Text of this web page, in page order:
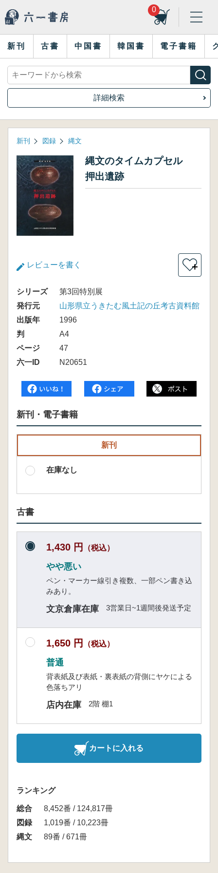
0
新刊 古書 中国書 韓国書 電子書籍
詳細検索
新刊 図録 縄文
縄文のタイムカプセル
押出遺跡
レビューを書く ＋
シリーズ
第3回特別展
発行元
山形県立うきたむ風土記の丘考古資料館
出版年
1996
判
A4
ページ
47
六一ID
N20651
新刊・電子書籍
新刊
在庫なし
古書
1,430 円 （税込）
やや悪い
ペン・マーカー線引き複数、一部ペン書き込
みあり。
文京倉庫在庫 3営業日~1週間後発送予定
1,650 円 （税込）
普通
背表紙及び表紙・裏表紙の背側にヤケによる
色落ちアリ
店内在庫 2階 棚1
カートに入れる
ランキング
総合
8,452番 / 124,817冊
図録
1,019番 / 10,223冊
縄文
89番 / 671冊